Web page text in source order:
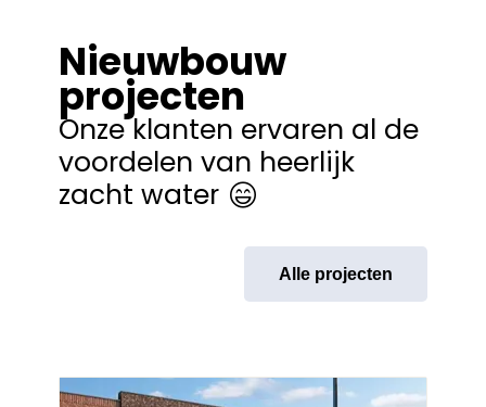
Nieuwbouw
projecten
Onze klanten ervaren al de
voordelen van heerlijk
zacht water
Alle projecten